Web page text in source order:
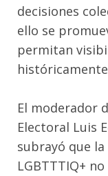
decisiones
ello se
permitan
El moderador
Electoral Luis
subrayó que
LGBTTTIQ+